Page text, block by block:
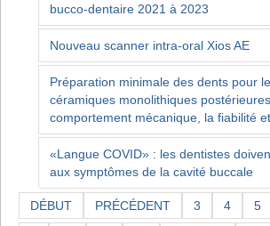
bucco-dentaire 2021 à 2023
Nouveau scanner intra-oral Xios AE
Préparation minimale des dents pour
céramiques monolithiques
comportement mécanique, la fiabilité
«Langue COVID» : les dentistes
aux symptômes de la cavité buccale
DÉBUT PRÉCÉDENT 3 4 5